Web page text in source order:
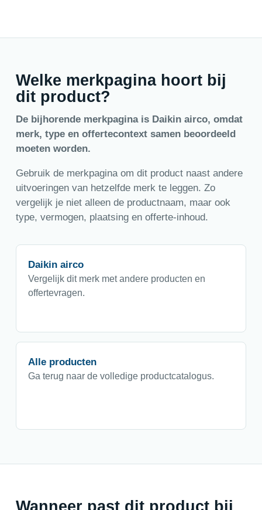
Welke merkpagina hoort bij
dit product?
De bijhorende merkpagina is Daikin airco, omdat
merk, type en offertecontext samen beoordeeld
moeten worden.
Gebruik de merkpagina om dit product naast andere
uitvoeringen van hetzelfde merk te leggen. Zo
vergelijk je niet alleen de productnaam, maar ook
type, vermogen, plaatsing en offerte-inhoud.
Daikin airco
Vergelijk dit merk met andere producten en
offertevragen.
Alle producten
Ga terug naar de volledige productcatalogus.
Wanneer past dit product bij